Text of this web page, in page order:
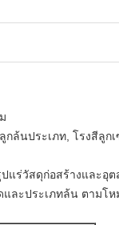
ล้นประเภท, โรงสีลูกเ
แร่วัสดุก่อสร้างและอุต
และประเภทล้น ตามโ